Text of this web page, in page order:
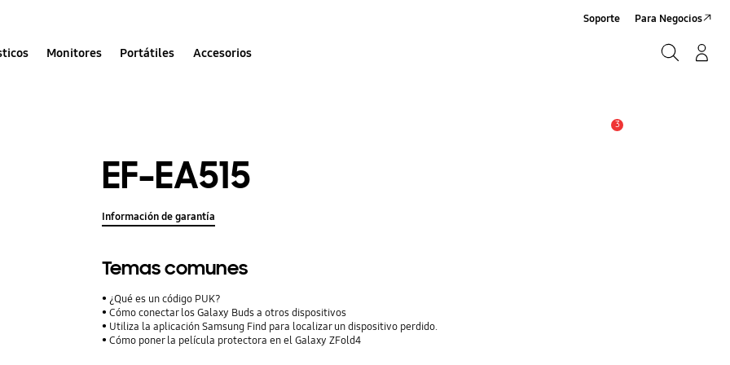
Monitores Portátiles Accesorios
Soporte Para Negocios
3
EF-EA515
Información de garantía
Temas comunes
¿Qué es un código PUK?
Cómo conectar los Galaxy Buds a otros dispositivos
Utiliza la aplicación Samsung Find para localizar un dispositivo perdido.
Cómo poner la película protectora en el Galaxy ZFold4